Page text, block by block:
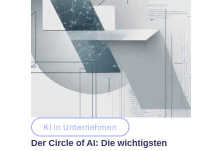
KI in Unternehmen
Der Circle of AI: Die wichtigsten